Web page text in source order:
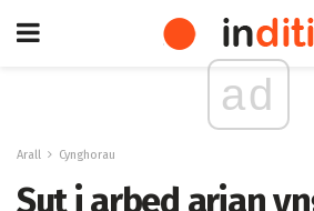
ad
Arall Cynghorau
Sut i arbed arian